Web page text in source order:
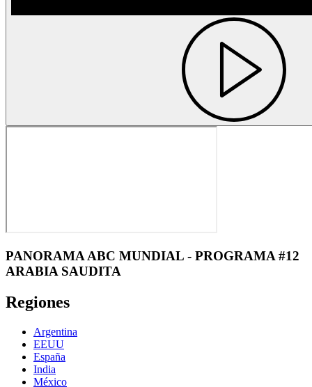
PANORAMA ABC MUNDIAL - PROGRAMA #12
ARABIA SAUDITA
Regiones
Argentina
EEUU
España
India
México